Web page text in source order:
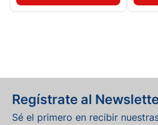
Regístrate al
Sé el primero en recibir